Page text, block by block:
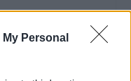
Personal